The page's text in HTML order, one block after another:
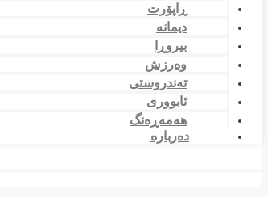
ڕاپۆرت
دیمانە
بیروڕا
وەرزش
تەندروستی
ئابووری
هەمەڕەنگ
دەربارە